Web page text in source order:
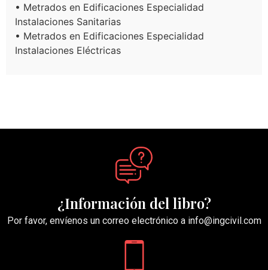
• Metrados en Edificaciones Especialidad
Instalaciones Sanitarias
• Metrados en Edificaciones Especialidad
Instalaciones Eléctricas
¿Información del libro?
Por favor, envíenos un correo electrónico a info@ingcivil.com